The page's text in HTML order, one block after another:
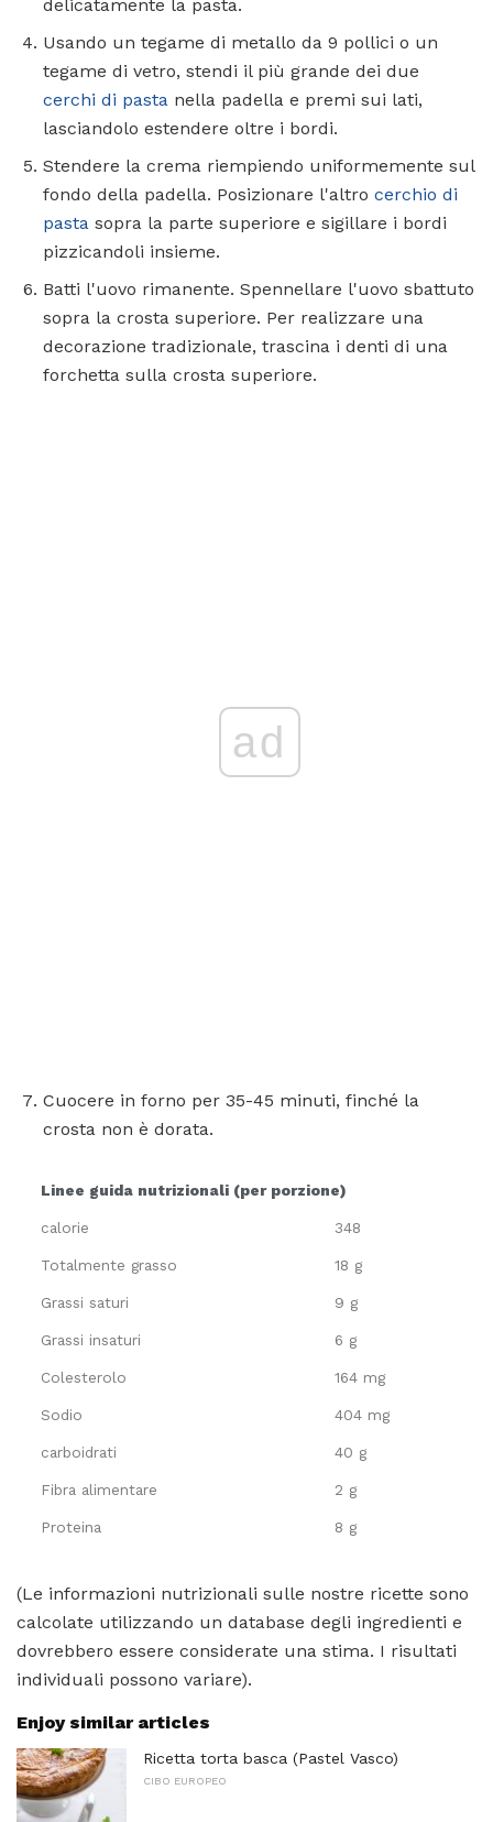
delicatamente la pasta.
Usando un tegame di metallo da 9 pollici o un
tegame di vetro, stendi il più grande dei due
cerchi di pasta nella padella e premi sui lati,
lasciandolo estendere oltre i bordi.
Stendere la crema riempiendo uniformemente sul
fondo della padella. Posizionare l'altro cerchio di
pasta sopra la parte superiore e sigillare i bordi
pizzicandoli insieme.
Batti l'uovo rimanente. Spennellare l'uovo sbattuto
sopra la crosta superiore. Per realizzare una
decorazione tradizionale, trascina i denti di una
forchetta sulla crosta superiore.
ad
Cuocere in forno per 35-45 minuti, finché la
crosta non è dorata.
Linee guida nutrizionali (per porzione)
calorie 348
Totalmente grasso 18 g
Grassi saturi 9 g
Grassi insaturi 6 g
Colesterolo 164 mg
Sodio 404 mg
carboidrati 40 g
Fibra alimentare 2 g
Proteina 8 g
(Le informazioni nutrizionali sulle nostre ricette sono
calcolate utilizzando un database degli ingredienti e
dovrebbero essere considerate una stima. I risultati
individuali possono variare).
Enjoy similar articles
Ricetta torta basca (Pastel Vasco)
CIBO EUROPEO